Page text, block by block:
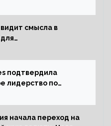
видит смысла в
подтвердила
лидерство по
начала переход на